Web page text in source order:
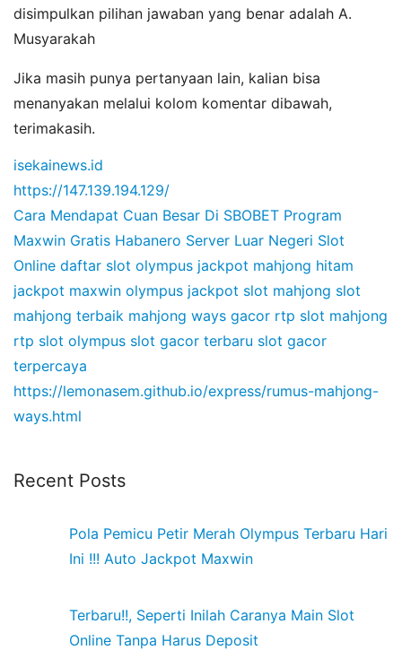
disimpulkan pilihan jawaban yang benar adalah A.
Musyarakah
Jika masih punya pertanyaan lain, kalian bisa
menanyakan melalui kolom komentar dibawah,
terimakasih.
isekainews.id
https://147.139.194.129/
Cara Mendapat Cuan Besar Di SBOBET Program
Maxwin Gratis Habanero Server Luar Negeri Slot
Online daftar slot olympus jackpot mahjong hitam
jackpot maxwin olympus jackpot slot mahjong slot
mahjong terbaik mahjong ways gacor rtp slot mahjong
rtp slot olympus slot gacor terbaru slot gacor
terpercaya
https://lemonasem.github.io/express/rumus-mahjong-
ways.html
Recent Posts
Pola Pemicu Petir Merah Olympus Terbaru Hari
Ini !!! Auto Jackpot Maxwin
Terbaru!!, Seperti Inilah Caranya Main Slot
Online Tanpa Harus Deposit